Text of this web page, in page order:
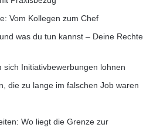
Vom Kollegen zum Chef
was du tun kannst – Deine Rechte
sich Initiativbewerbungen lohnen
die zu lange im falschen Job waren
Wo liegt die Grenze zur